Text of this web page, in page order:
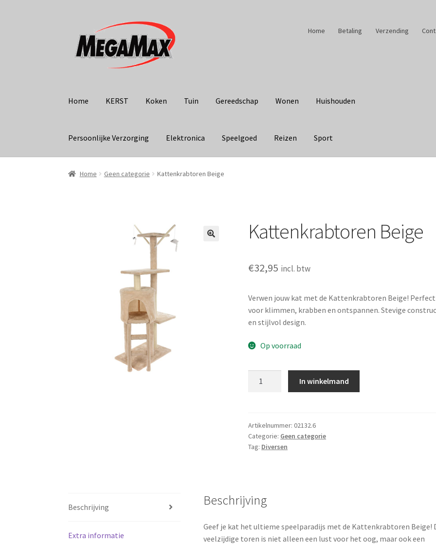
door
naar
naar
Home Betaling Verzending
Home KERST Koken Tuin Gereedschap Wonen Huishouden
Persoonlijke Verzorging Elektronica Speelgoed Reizen Sport
Home Geen categorie Kattenkrabtoren Beige
Kattenkrabtoren Beige
€32,95 incl. btw
Verwen jouw kat met de Kattenkrabtoren Beige! Perfect
voor klimmen, krabben en ontspannen. Stevige
en stijlvol design.
Op voorraad
In winkelmand
Artikelnummer:02132.6
Categorie: Geen categorie
Tag: Diversen
Beschrijving
Extra informatie
Beschrijving
Geef je kat het ultieme speelparadijs met de Kattenkrabtoren Beige!
veelzijdige toren is niet alleen een lust voor het oog, maar ook een